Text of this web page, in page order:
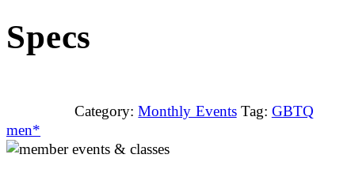
Specs
Category: Monthly Events Tag: GBTQ
men*